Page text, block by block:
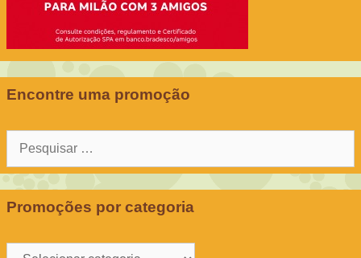
Encontre uma promoção
Pesquisar
Promoções por categoria
Promoções